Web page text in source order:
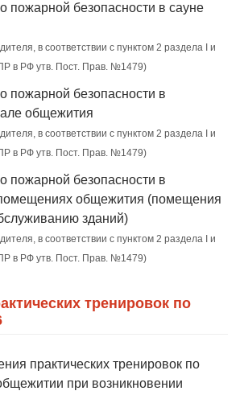
пожарной безопасности в сауне
в соответствии с пунктом 2 раздела I и
в РФ утв. Пост. Прав. №1479)
пожарной безопасности в
общежития
в соответствии с пунктом 2 раздела I и
в РФ утв. Пост. Прав. №1479)
пожарной безопасности в
общежития (помещения
зданий)
в соответствии с пунктом 2 раздела I и
в РФ утв. Пост. Прав. №1479)
тренировок по
практических тренировок по
при возникновении